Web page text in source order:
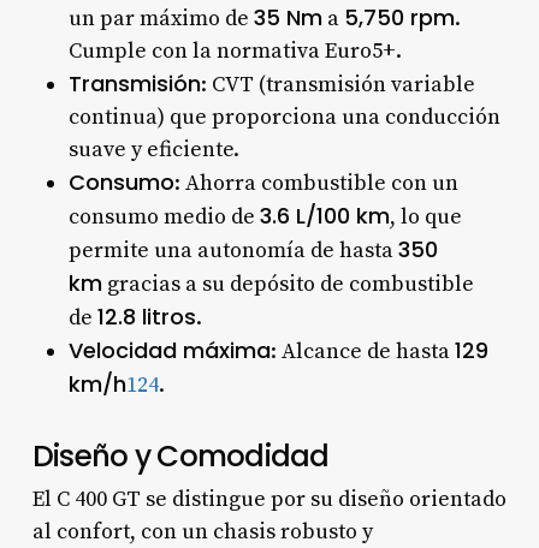
un par máximo de 35 Nma 5,750 rpm.
Cumple con la normativa Euro5+.
Transmisión: CVT (transmisión variable
continua) que proporciona una conducción
suave y eficiente.
Consumo: Ahorra combustible con un
consumo medio de 3.6 L/100 km, lo que
permite una autonomía de hasta350
kmgracias a su depósito de combustible
de 12.8 litros.
Velocidad máxima: Alcance de hasta129
km/h124.
Diseño y Comodidad
El C 400 GT se distingue por su diseño orientado
al confort, con un chasis robusto y